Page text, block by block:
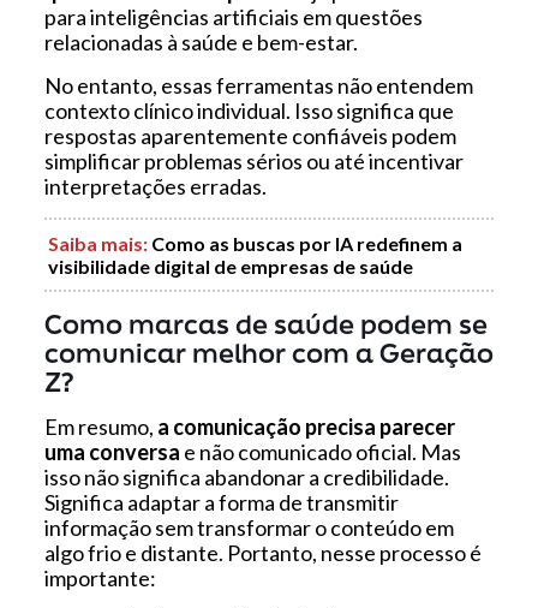
para inteligências artificiais em questões
relacionadas à saúde e bem-estar.
No entanto, essas ferramentas não entendem
contexto clínico individual. Isso significa que
respostas aparentemente confiáveis podem
simplificar problemas sérios ou até incentivar
interpretações erradas.
Saiba mais: Como as buscas por IA redefinem a
visibilidade digital de empresas de saúde
Como marcas de saúde podem se
comunicar melhor com a Geração
Z?
Em resumo, a comunicação precisa parecer
uma conversa e não comunicado oficial. Mas
isso não significa abandonar a credibilidade.
Significa adaptar a forma de transmitir
informação sem transformar o conteúdo em
algo frio e distante. Portanto, nesse processo é
importante: